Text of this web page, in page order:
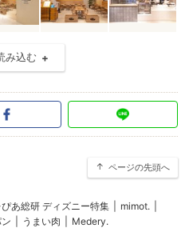
み込む
ページの先頭へ
ぴあ総研 ディズニー特集 mimot.
うまい肉 Medery.